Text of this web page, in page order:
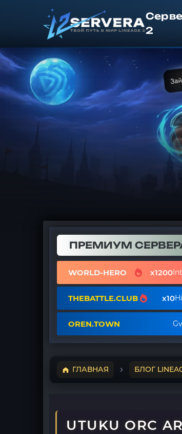
2
ПРЕМИУМ СЕРВЕРА
WORLD-HERO x1200
THEBATTLE.CLUB x10
OREN.TOWN
ГЛАВНАЯ БЛОГ
UTUKU ORC